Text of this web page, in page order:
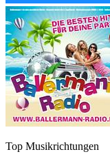
Top Musikrichtungen